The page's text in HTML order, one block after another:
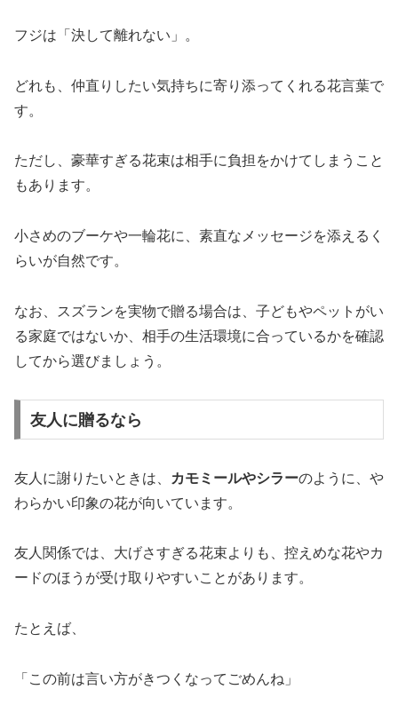
フジは「決して離れない」。
どれも、仲直りしたい気持ちに寄り添ってくれる花言葉で
す。
ただし、豪華すぎる花束は相手に負担をかけてしまうこと
もあります。
小さめのブーケや一輪花に、素直なメッセージを添えるく
らいが自然です。
なお、スズランを実物で贈る場合は、子どもやペットがい
る家庭ではないか、相手の生活環境に合っているかを確認
してから選びましょう。
友人に贈るなら
友人に謝りたいときは、 カモミールやシラーのように、や
わらかい印象の花が向いています。
友人関係では、大げさすぎる花束よりも、控えめな花やカ
ードのほうが受け取りやすいことがあります。
たとえば、
「この前は言い方がきつくなってごめんね」